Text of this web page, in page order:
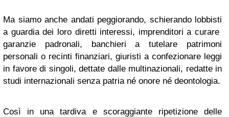
Ma siamo anche andati peggiorando, schierando lobbisti
a guardia dei loro diretti interessi, imprenditori a curare
garanzie padronali, banchieri a tutelare patrimoni
personali o recinti finanziari, giuristi a confezionare leggi
in favore di singoli, dettate dalle multinazionali, redatte in
studi internazionali senza patria né onore né deontologia.
Così in una tardiva e scoraggiante ripetizione delle